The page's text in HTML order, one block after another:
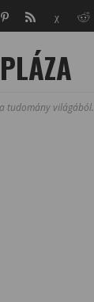
tudomány világából.